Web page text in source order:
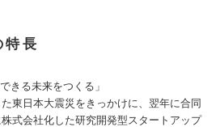
特長
きる未来をつくる」
東日本大震災をきっかけに、翌年に合同
式会社化した研究開発型スタートアップ